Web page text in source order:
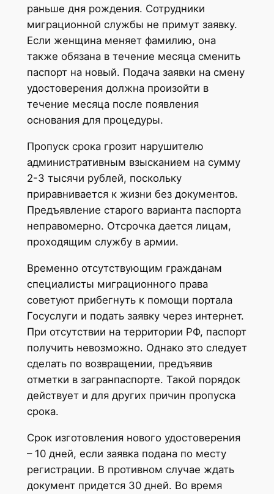
раньше дня рождения. Сотрудники
миграционной службы не примут заявку.
Если женщина меняет фамилию, она
также обязана в течение месяца сменить
паспорт на новый. Подача заявки на смену
удостоверения должна произойти в
течение месяца после появления
основания для процедуры.
Пропуск срока грозит нарушителю
административным взысканием на сумму
2-3 тысячи рублей, поскольку
приравнивается к жизни без документов.
Предъявление старого варианта паспорта
неправомерно. Отсрочка дается лицам,
проходящим службу в армии.
Временно отсутствующим гражданам
специалисты миграционного права
советуют прибегнуть к помощи портала
Госуслуги и подать заявку через интернет.
При отсутствии на территории РФ, паспорт
получить невозможно. Однако это следует
сделать по возвращении, предъявив
отметки в загранпаспорте. Такой порядок
действует и для других причин пропуска
срока.
Срок изготовления нового удостоверения
– 10 дней, если заявка подана по месту
регистрации. В противном случае ждать
документ придется 30 дней. Во время